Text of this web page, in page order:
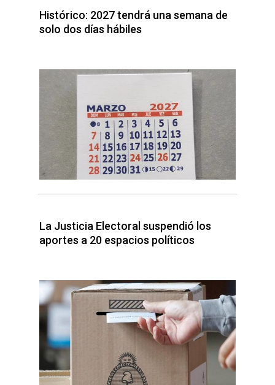
Histórico: 2027 tendrá una semana de
solo dos días hábiles
La Justicia Electoral suspendió los
aportes a 20 espacios políticos